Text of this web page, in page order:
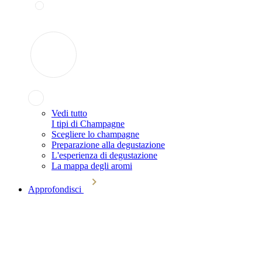
Vedi tutto
I tipi di Champagne
Scegliere lo champagne
Preparazione alla degustazione
L'esperienza di degustazione
La mappa degli aromi
Approfondisci